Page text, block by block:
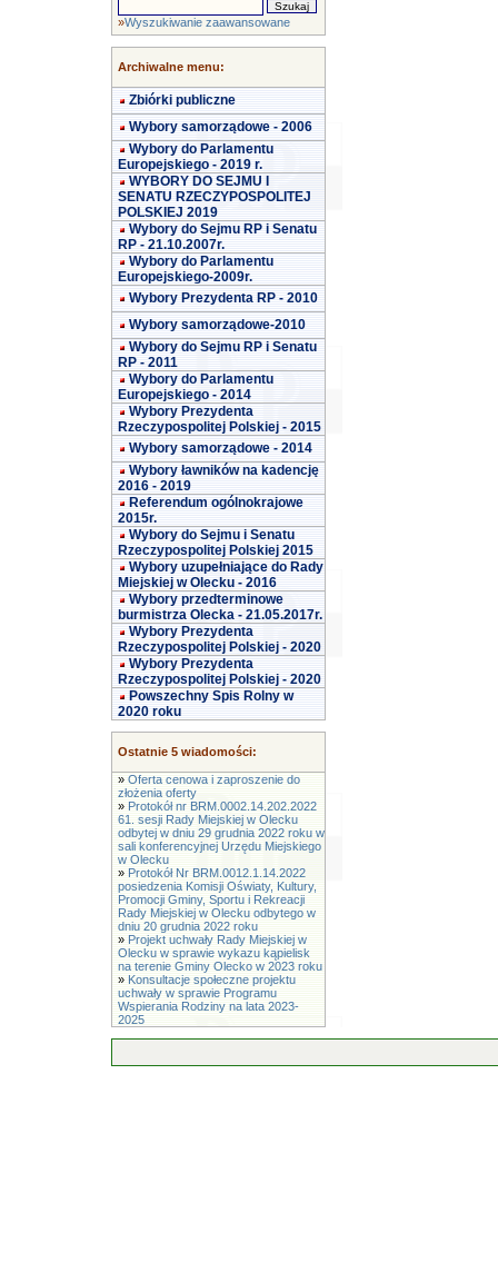
»Wyszukiwanie zaawansowane
Archiwalne menu:
Zbiórki publiczne
Wybory samorządowe - 2006
Wybory do Parlamentu
Europejskiego - 2019 r.
WYBORY DO SEJMU I
SENATU RZECZYPOSPOLITEJ
POLSKIEJ 2019
Wybory do Sejmu RP i Senatu
RP - 21.10.2007r.
Wybory do Parlamentu
Europejskiego-2009r.
Wybory Prezydenta RP - 2010
Wybory samorządowe-2010
Wybory do Sejmu RP i Senatu
RP - 2011
Wybory do Parlamentu
Europejskiego - 2014
Wybory Prezydenta
Rzeczypospolitej Polskiej - 2015
Wybory samorządowe - 2014
Wybory ławników na kadencję
2016 - 2019
Referendum ogólnokrajowe
2015r.
Wybory do Sejmu i Senatu
Rzeczypospolitej Polskiej 2015
Wybory uzupełniające do Rady
Miejskiej w Olecku - 2016
Wybory przedterminowe
burmistrza Olecka - 21.05.2017r.
Wybory Prezydenta
Rzeczypospolitej Polskiej - 2020
Wybory Prezydenta
Rzeczypospolitej Polskiej - 2020
Powszechny Spis Rolny w
2020 roku
Ostatnie 5 wiadomości:
» Oferta cenowa i zaproszenie do
złożenia oferty
» Protokół nr BRM.0002.14.202.2022
61. sesji Rady Miejskiej w Olecku
odbytej w dniu 29 grudnia 2022 roku w
sali konferencyjnej Urzędu Miejskiego
w Olecku
» Protokół Nr BRM.0012.1.14.2022
posiedzenia Komisji Oświaty, Kultury,
Promocji Gminy, Sportu i Rekreacji
Rady Miejskiej w Olecku odbytego w
dniu 20 grudnia 2022 roku
» Projekt uchwały Rady Miejskiej w
Olecku w sprawie wykazu kąpielisk
na terenie Gminy Olecko w 2023 roku
» Konsultacje społeczne projektu
uchwały w sprawie Programu
Wspierania Rodziny na lata 2023-
2025